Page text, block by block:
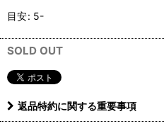
目安: 5-
SOLD OUT
返品特約に関する重要事項